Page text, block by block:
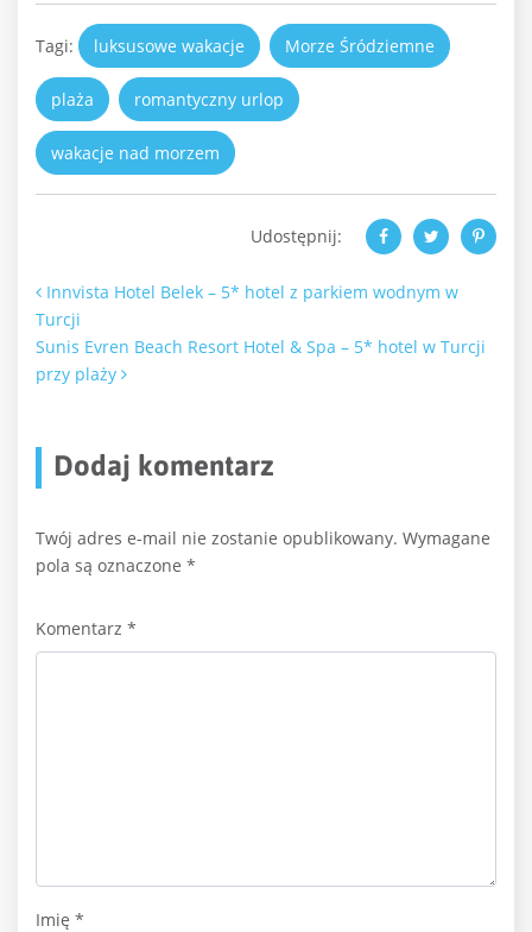
Tagi: luksusowe wakacje Morze Śródziemne
plaża romantyczny urlop
wakacje nad morzem
Udostępnij:
Nawigacja po artykułach
Innvista Hotel Belek – 5* hotel z parkiem wodnym w
Turcji
Sunis Evren Beach Resort Hotel & Spa – 5* hotel w Turcji
przy plaży
Dodaj komentarz
Twój adres e-mail nie zostanie opublikowany. Wymagane
pola są oznaczone *
Komentarz *
Imię *